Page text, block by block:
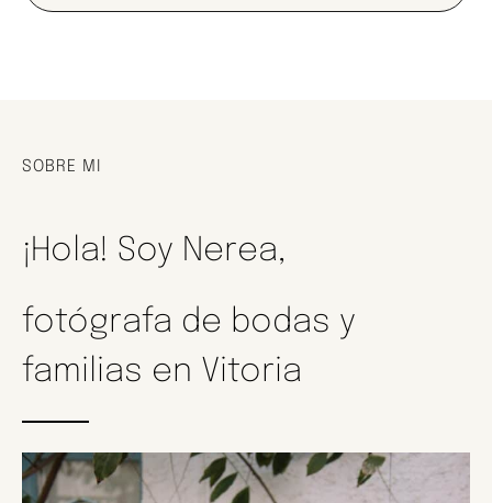
SOBRE MI
¡Hola! Soy Nerea,
fotógrafa de bodas y
familias en Vitoria